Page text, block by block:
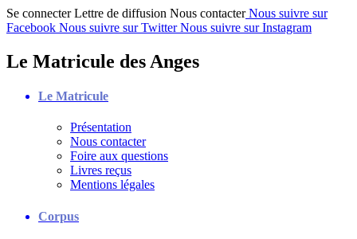
Se connecter Lettre de diffusion Nous contacter Nous suivre sur
Facebook Nous suivre sur Twitter Nous suivre sur Instagram
Le Matricule des Anges
Le Matricule
Présentation
Nous contacter
Foire aux questions
Livres reçus
Mentions légales
Corpus